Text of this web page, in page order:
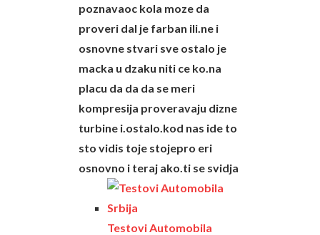
poznavaoc kola moze da
proveri dal je farban ili.ne i
osnovne stvari sve ostalo je
macka u dzaku niti ce ko.na
placu da da da se meri
kompresija proveravaju dizne
turbine i.ostalo.kod nas ide to
sto vidis toje stojepro eri
osnovno i teraj ako.ti se svidja
Testovi Automobila